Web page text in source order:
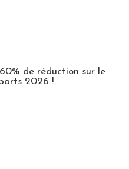
de réduction sur le
2026 !